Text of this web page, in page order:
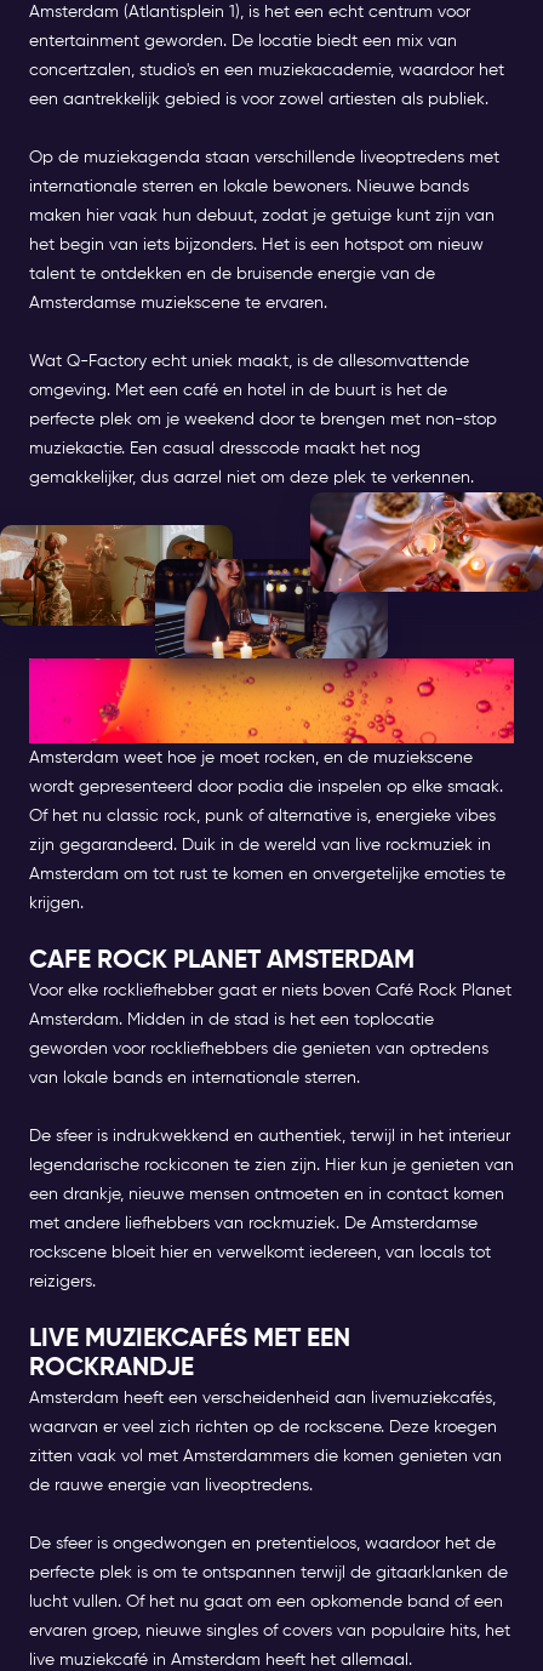
Amsterdam (Atlantisplein 1), is het een echt centrum voor
entertainment geworden. De locatie biedt een mix van
concertzalen, studio's en een muziekacademie, waardoor het
een aantrekkelijk gebied is voor zowel artiesten als publiek.
Op de muziekagenda staan verschillende liveoptredens met
internationale sterren en lokale bewoners. Nieuwe bands
maken hier vaak hun debuut, zodat je getuige kunt zijn van
het begin van iets bijzonders. Het is een hotspot om nieuw
talent te ontdekken en de bruisende energie van de
Amsterdamse muziekscene te ervaren.
Wat Q-Factory echt uniek maakt, is de allesomvattende
omgeving. Met een café en hotel in de buurt is het de
perfecte plek om je weekend door te brengen met non-stop
muziekactie. Een casual dresscode maakt het nog
gemakkelijker, dus aarzel niet om deze plek te verkennen.
DE BESTE PLEKKEN VOOR LIVE
ROCKMUZIEK IN AMSTERDAM
Amsterdam weet hoe je moet rocken, en de muziekscene
wordt gepresenteerd door podia die inspelen op elke smaak.
Of het nu classic rock, punk of alternative is, energieke vibes
zijn gegarandeerd. Duik in de wereld van live rockmuziek in
Amsterdam om tot rust te komen en onvergetelijke emoties te
krijgen.
CAFE ROCK PLANET AMSTERDAM
Voor elke rockliefhebber gaat er niets boven Café Rock Planet
Amsterdam. Midden in de stad is het een toplocatie
geworden voor rockliefhebbers die genieten van optredens
van lokale bands en internationale sterren.
De sfeer is indrukwekkend en authentiek, terwijl in het interieur
legendarische rockiconen te zien zijn. Hier kun je genieten van
een drankje, nieuwe mensen ontmoeten en in contact komen
met andere liefhebbers van rockmuziek. De Amsterdamse
rockscene bloeit hier en verwelkomt iedereen, van locals tot
reizigers.
LIVE MUZIEKCAFÉS MET EEN
ROCKRANDJE
Amsterdam heeft een verscheidenheid aan livemuziekcafés,
waarvan er veel zich richten op de rockscene. Deze kroegen
zitten vaak vol met Amsterdammers die komen genieten van
de rauwe energie van liveoptredens.
De sfeer is ongedwongen en pretentieloos, waardoor het de
perfecte plek is om te ontspannen terwijl de gitaarklanken de
lucht vullen. Of het nu gaat om een opkomende band of een
ervaren groep, nieuwe singles of covers van populaire hits, het
live muziekcafé in Amsterdam heeft het allemaal.